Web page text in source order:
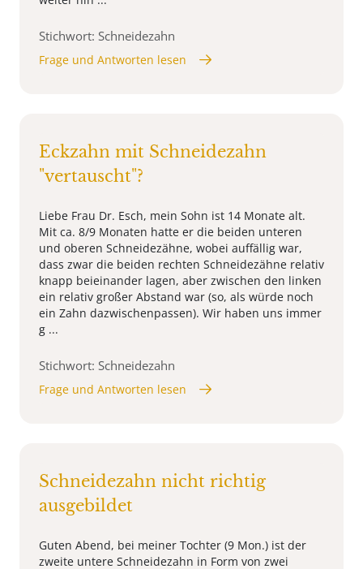
Stichwort: Schneidezahn
Frage und Antworten lesen
Eckzahn mit Schneidezahn
"vertauscht"?
Liebe Frau Dr. Esch, mein Sohn ist 14 Monate alt.
Mit ca. 8/9 Monaten hatte er die beiden unteren
und oberen Schneidezähne, wobei auffällig war,
dass zwar die beiden rechten Schneidezähne relativ
knapp beieinander lagen, aber zwischen den linken
ein relativ großer Abstand war (so, als würde noch
ein Zahn dazwischenpassen). Wir haben uns immer
g ...
Stichwort: Schneidezahn
Frage und Antworten lesen
Schneidezahn nicht richtig
ausgebildet
Guten Abend, bei meiner Tochter (9 Mon.) ist der
zweite untere Schneidezahn in Form von zwei